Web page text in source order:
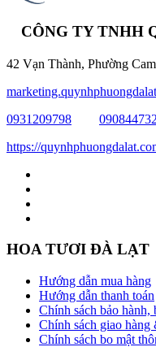
CÔNG TY TNHH
42 Vạn Thành, Phường
0931209798
https://
HOA TƯƠI ĐÀ LẠT
Hướng dẫn mua hàng
Hướng dẫn thanh toán
Chính sách bảo hành,
Chính sách giao hàng
Chính sách bo mật